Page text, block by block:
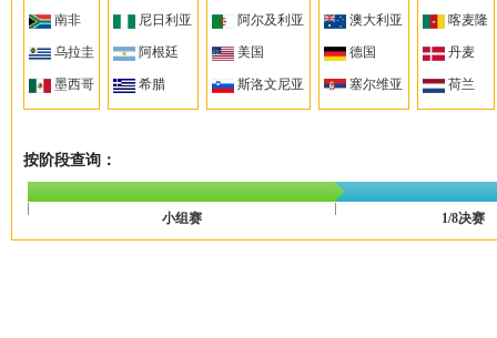
南非
乌拉圭
墨西哥
尼日利亚
阿根廷
希腊
阿尔及利亚
美国
斯洛文尼亚
澳大利亚
德国
塞尔维亚
喀麦隆
丹麦
荷兰
按阶段查询：
小组赛 1/8决赛